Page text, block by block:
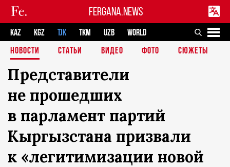
FERGANA.NEWS
KAZ KGZ TJK TKM UZB
WORLD
НОВОСТИ
СТАТЬИ ВИДЕО ФОТО СЮЖЕТЫ
Представители
не прошедших
в парламент партий
Кыргызстана призвали
к «легитимизации новой